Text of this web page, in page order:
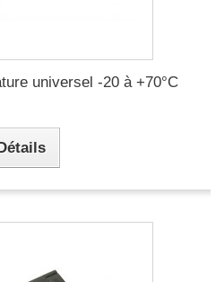
universel -20 à +70°C